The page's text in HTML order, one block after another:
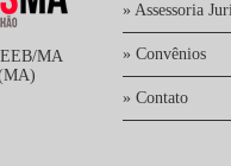
MA
» Assessoria
» Convênios
» Contato